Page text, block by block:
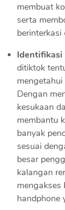
membuat
serta
berinterkasi
Identifikasi
ditiktok
Dengan
kesukaan
membantu
banyak
sesuai
besar
kalangan
mengakses
handphone